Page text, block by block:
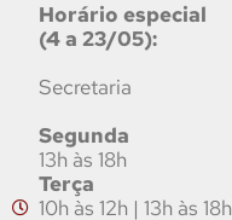
Horário especial
(4 a 23/05):
Secretaria
Segunda
13h às 18h
Terça
10h às 12h | 13h às 18h